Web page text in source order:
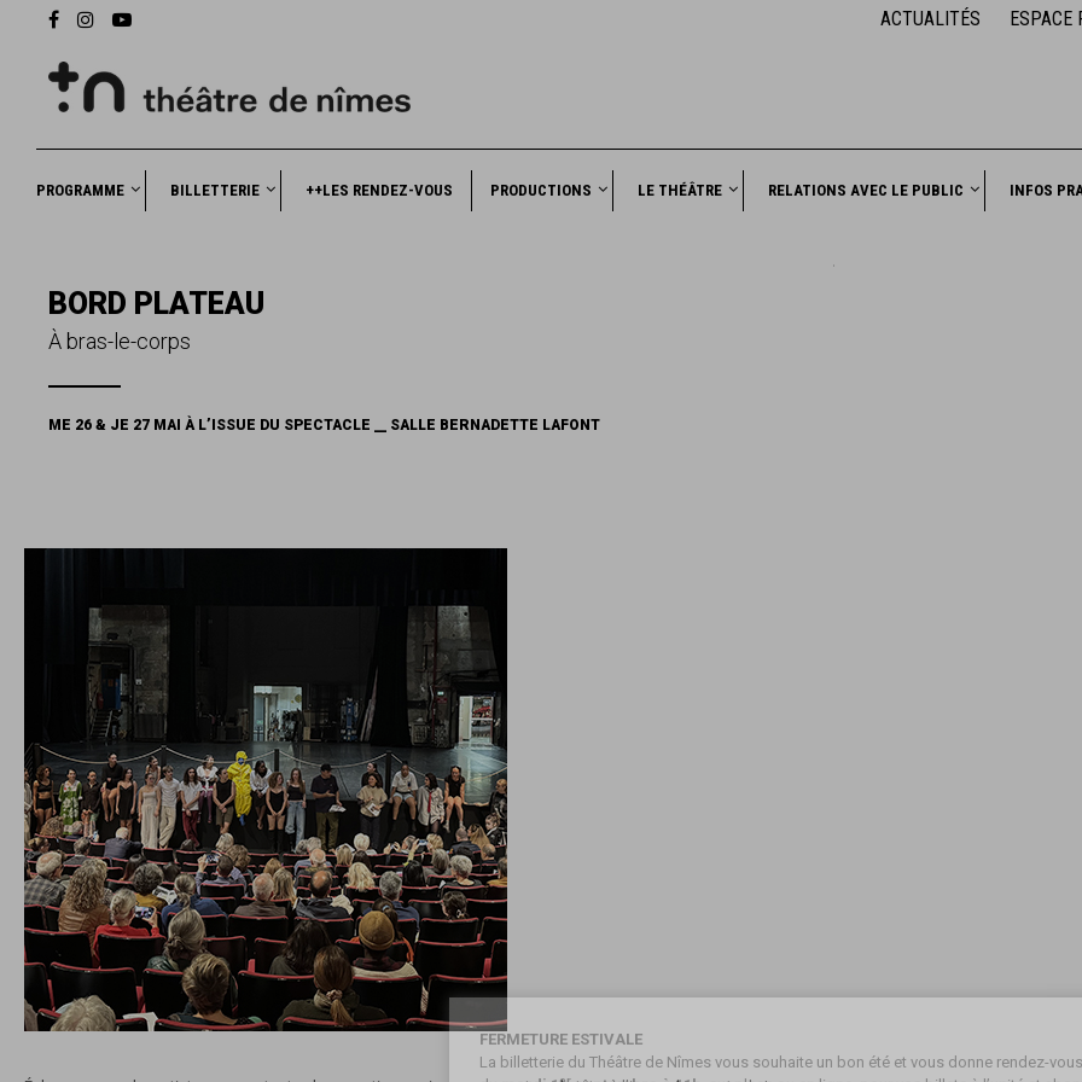
ACTUALITÉS ESPACE
PROGRAMME BILLETTERIE ++LES RENDEZ-VOUS PRODUCTIONS LE THÉÂTRE RELATIONS AVEC LE PUBLIC INFOS
BORD PLATEAU
À bras-le-corps
ME 26 & JE 27 MAI À L’ISSUE DU SPECTACLE __ SALLE BERNADETTE LAFONT
FERMETURE ESTIVALE
La billetterie du Théâtre de Nîmes vous souhaite un bon été et vous donne rendez-